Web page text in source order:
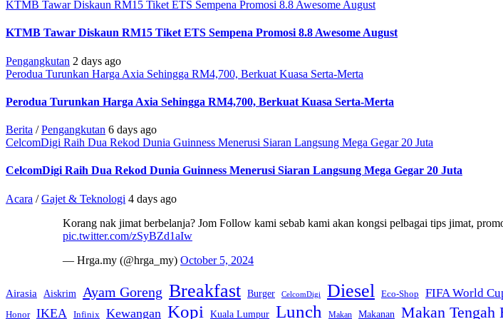
KTMB Tawar Diskaun RM15 Tiket ETS Sempena Promosi 8.8 Awesome August
KTMB Tawar Diskaun RM15 Tiket ETS Sempena Promosi 8.8 Awesome August
Pengangkutan 2 days ago
Perodua Turunkan Harga Axia Sehingga RM4,700, Berkuat Kuasa Serta-Merta
Perodua Turunkan Harga Axia Sehingga RM4,700, Berkuat Kuasa Serta-Merta
Berita /Pengangkutan 6 days ago
CelcomDigi Raih Dua Rekod Dunia Guinness Menerusi Siaran Langsung Mega Gegar 20 Juta
CelcomDigi Raih Dua Rekod Dunia Guinness Menerusi Siaran Langsung Mega Gegar 20 Juta
Acara /Gajet & Teknologi 4 days ago
Korang nak jimat berbelanja? Jom Follow kami sebab kami akan kongsi pelbagai tips jimat,
pic.twitter.com/zSyBZd1aIw
— Hrga.my (@hrga_my) October 5, 2024
Airasia Aiskrim Ayam Goreng Breakfast Burger CelcomDigi Diesel Eco-Shop FIFA World
Honor IKEA Infinix Kewangan Kopi Kuala Lumpur Lunch Makan Makanan Makan Tengah